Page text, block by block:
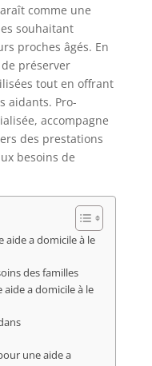
comme une
souhaitant
proches âgés. En
préserver
tout en offrant
aidants. Pro-
accompagne
des prestations
besoins de
aide a domicile à le
des familles
aide a domicile à le
une aide a